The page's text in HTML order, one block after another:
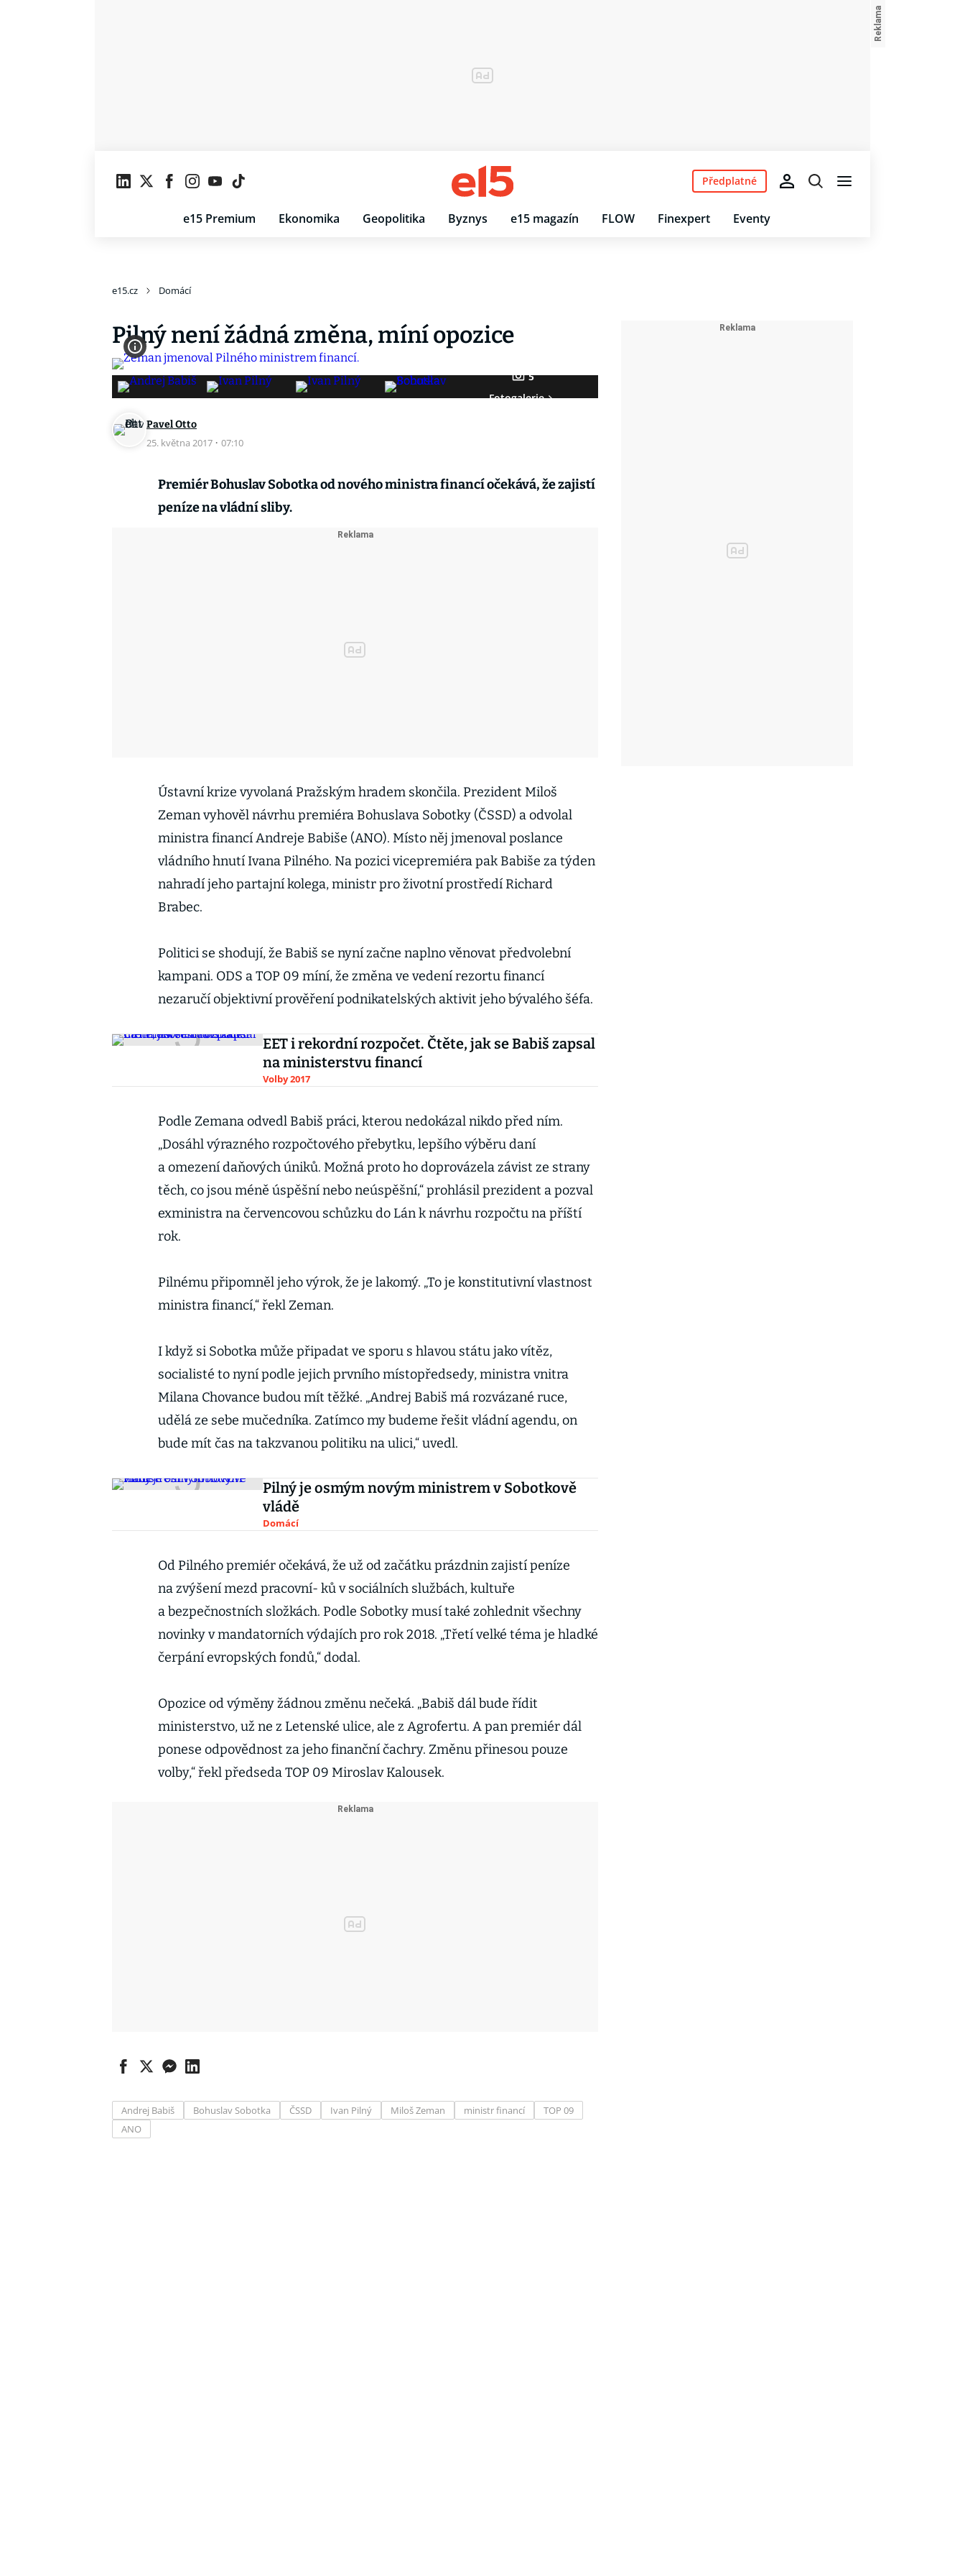
e15 Premium Ekonomika Geopolitika Byznys e15 magazín FLOW Finexpert Eventy
Předplatné
e15.cz Domácí
Pilný není žádná změna, míní opozice
5
Fotogalerie
Pavel Otto
25. května 2017 · 07:10
Premiér Bohuslav Sobotka od nového ministra financí očekává, že zajistí
peníze na vládní sliby.
Ústavní krize vyvolaná Pražským hradem skončila. Prezident Miloš
Zeman vyhověl návrhu premiéra Bohuslava Sobotky (ČSSD) a odvolal
ministra financí Andreje Babiše (ANO). Místo něj jmenoval poslance
vládního hnutí Ivana Pilného. Na pozici vicepremiéra pak Babiše za týden
nahradí jeho partajní kolega, ministr pro životní prostředí Richard
Brabec.
Politici se shodují, že Babiš se nyní začne naplno věnovat předvolební
kampani. ODS a TOP 09 míní, že změna ve vedení rezortu financí
nezaručí objektivní prověření podnikatelských aktivit jeho bývalého šéfa.
EET i rekordní rozpočet. Čtěte, jak se Babiš zapsal
na ministerstvu financí
Volby 2017
Podle Zemana odvedl Babiš práci, kterou nedokázal nikdo před ním.
„Dosáhl výrazného rozpočtového přebytku, lepšího výběru daní
a omezení daňových úniků. Možná proto ho doprovázela závist ze strany
těch, co jsou méně úspěšní nebo neúspěšní,“ prohlásil prezident a pozval
exministra na červencovou schůzku do Lán k návrhu rozpočtu na příští
rok.
Pilnému připomněl jeho výrok, že je lakomý. „To je konstitutivní vlastnost
ministra financí,“ řekl Zeman.
I když si Sobotka může připadat ve sporu s hlavou státu jako vítěz,
socialisté to nyní podle jejich prvního místopředsedy, ministra vnitra
Milana Chovance budou mít těžké. „Andrej Babiš má rozvázané ruce,
udělá ze sebe mučedníka. Zatímco my budeme řešit vládní agendu, on
bude mít čas na takzvanou politiku na ulici,“ uvedl.
Pilný je osmým novým ministrem v Sobotkově
vládě
Domácí
Od Pilného premiér očekává, že už od začátku prázdnin zajistí peníze
na zvýšení mezd pracovní- ků v sociálních službách, kultuře
a bezpečnostních složkách. Podle Sobotky musí také zohlednit všechny
novinky v mandatorních výdajích pro rok 2018. „Třetí velké téma je hladké
čerpání evropských fondů,“ dodal.
Opozice od výměny žádnou změnu nečeká. „Babiš dál bude řídit
ministerstvo, už ne z Letenské ulice, ale z Agrofertu. A pan premiér dál
ponese odpovědnost za jeho finanční čachry. Změnu přinesou pouze
volby,“ řekl předseda TOP 09 Miroslav Kalousek.
Andrej Babiš Bohuslav Sobotka ČSSD Ivan Pilný Miloš Zeman ministr financí
TOP 09
ANO